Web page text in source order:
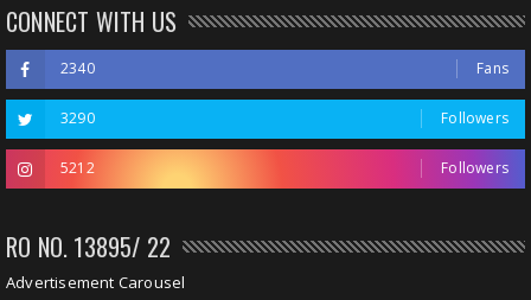
CONNECT WITH US
2340 Fans
3290 Followers
5212 Followers
RO NO. 13895/ 22
Advertisement Carousel